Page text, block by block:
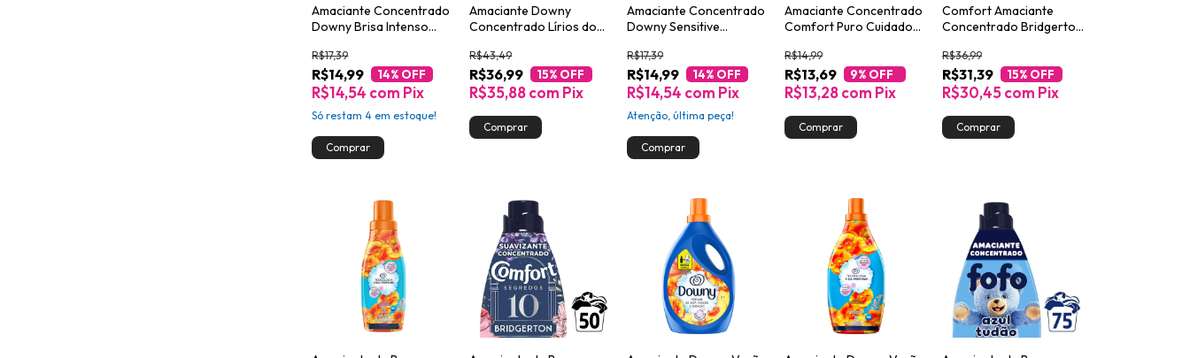
Amaciante Concentrado
Downy Brisa Intenso
R$14,99
R$17,39
14% OFF
R$14,54 com Pix
Só restam4 em estoque!
Amaciante Downy
Concentrado Lírios do
R$36,99
R$43,49
15% OFF
R$35,88com Pix
Amaciante Concentrado
Downy Sensitive
Roupa de Bebê 450ml
R$14,99
R$17,39
14% OFF
R$14,54 com Pix
Atenção, última peça!
Amaciante Concentrado
Comfort Puro Cuidado
R$13,69
R$14,99
9% OFF
R$13,28com Pix
Comfort Amaciante
Concentrado Bridgerton
Especial
R$31,39
R$36,99
15% OFF
R$30,45com Pix